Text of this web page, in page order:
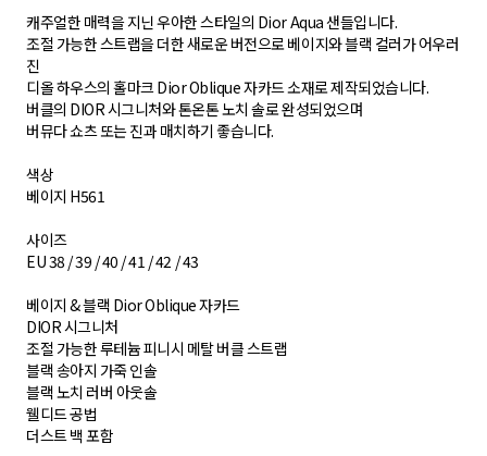
캐주얼한 매력을 지닌 우아한 스타일의 Dior Aqua 샌들입니다.
조절 가능한 스트랩을 더한 새로운 버전으로 베이지와 블랙 컬러가 어우러
진
디올 하우스의 홀마크 Dior Oblique 자카드 소재로 제작되었습니다.
버클의 DIOR 시그니처와 톤온톤 노치 솔로 완성되었으며
버뮤다 쇼츠 또는 진과 매치하기 좋습니다.
색상
베이지 H561
사이즈
EU 38 / 39 / 40 / 41 / 42 / 43
베이지 & 블랙 Dior Oblique 자카드
DIOR 시그니처
조절 가능한 루테늄 피니시 메탈 버클 스트랩
블랙 송아지 가죽 인솔
블랙 노치 러버 아웃솔
웰디드 공법
더스트 백 포함